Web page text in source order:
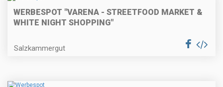
WERBESPOT "VARENA - STREETFOOD MARKET &
WHITE NIGHT SHOPPING"
Salzkammergut